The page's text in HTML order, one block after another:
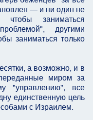
— и ни один не
заниматься
другими
заниматься только
а возможно, и в
миром за
"управлению", все
единственную цель
с Израилем.